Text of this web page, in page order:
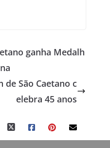
ganha Medalh
de São Caetano c
elebra 45 anos